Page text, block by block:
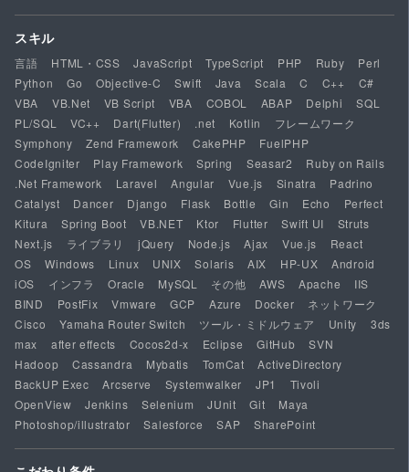
スキル
言語 HTML・CSS JavaScript TypeScript PHP Ruby
Perl
Python
Go Objective-C Swift Java Scala C C++
C#
VBA
VB.Net VB Script VBA COBOL ABAP Delphi
SQL
PL/SQL
VC++ Dart(Flutter) .net Kotlin
フレームワーク
Symphony
Zend Framework CakePHP
FuelPHP
CodeIgniter
Play Framework Spring Seasar2
Ruby on Rails
.Net Framework
Laravel Angular Vue.js Sinatra
Padrino
Catalyst
Dancer Django Flask Bottle Gin Echo
Perfect
Kitura
Spring Boot VB.NET Ktor Flutter Swift UI
Struts
Next.js
ライブラリ jQuery Node.js Ajax Vue.js
React
OS
Windows Linux UNIX Solaris AIX HP-UX
Android
iOS
インフラ Oracle MySQL その他 AWS Apache
IIS
BIND
PostFix Vmware GCP Azure Docker
ネットワーク
Cisco
Yamaha Router Switch ツール・ミドルウェア Unity
3ds
max
after effects Cocos2d-x Eclipse GitHub
SVN
Hadoop
Cassandra Mybatis TomCat
ActiveDirectory
BackUP Exec
Arcserve Systemwalker JP1
Tivoli
OpenView
Jenkins Selenium JUnit Git
Maya
Photoshop/illustrator
Salesforce SAP SharePoint